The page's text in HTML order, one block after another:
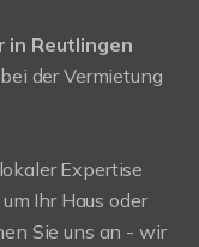
in Reutlingen
der Vermietung
Expertise
Ihr Haus oder
Sie uns an - wir